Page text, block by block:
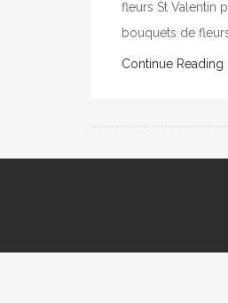
fleurs St Valentin
bouquets de
Continue Reading